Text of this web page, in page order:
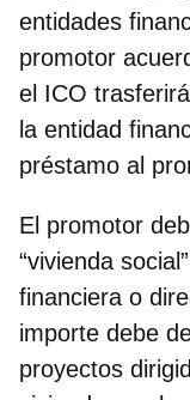
entidades
promotor
el ICO
la entidad
préstamo al
El promotor
“vivienda
financiera o
importe debe
proyectos